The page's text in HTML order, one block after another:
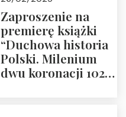
Zaproszenie na
premierę książki
“Duchowa historia
Polski. Milenium
dwu koronacji 1025-